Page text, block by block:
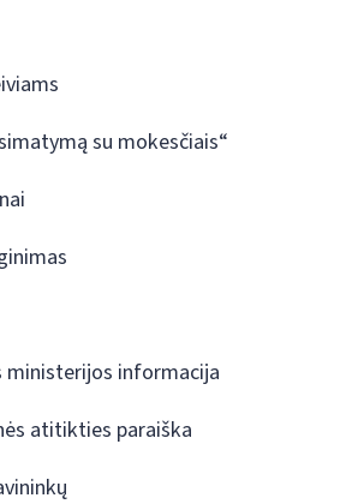
su mokesčiais“
ministerijos informacija
atitikties paraiška